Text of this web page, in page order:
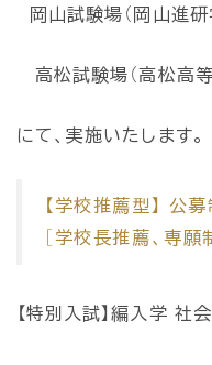
岡山試験場（岡山進研
高松試験場（高松高
にて、実施いたします。
【学校推薦型】 公
［学校長推薦、専願
【特別入試】編入学 社